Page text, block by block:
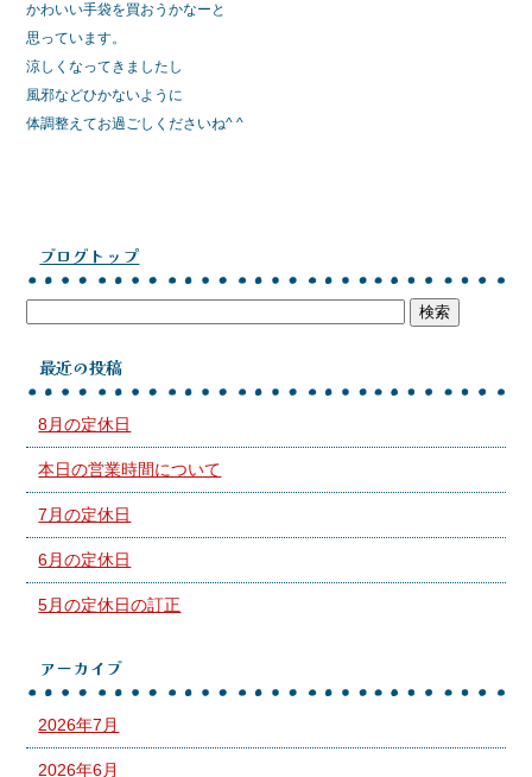
かわいい手袋を買おうかなーと
思っています。
涼しくなってきましたし
風邪などひかないように
体調整えてお過ごしくださいね^ ^
ブログトップ
最近の投稿
8月の定休日
本日の営業時間について
7月の定休日
6月の定休日
5月の定休日の訂正
アーカイブ
2026年7月
2026年6月